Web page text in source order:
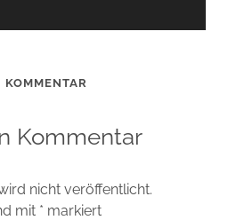
Kommentar
nicht veröffentlicht.
mit * markiert